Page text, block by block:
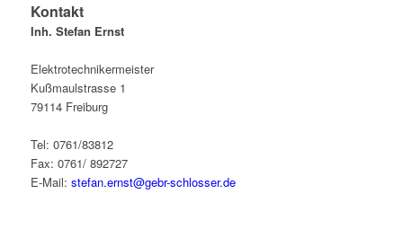
Kontakt
Inh. Stefan Ernst
Elektrotechnikermeister
Kußmaulstrasse 1
79114 Freiburg
Tel: 0761/83812
Fax: 0761/ 892727
E-Mail: stefan.ernst@gebr-schlosser.de